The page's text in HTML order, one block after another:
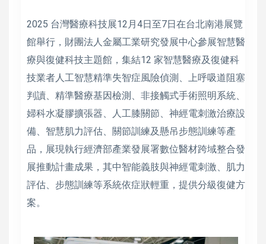
2025 台灣醫療科技展12月4日至7日在台北南港展覽
館舉行，財團法人金屬工業研究發展中心參展智慧醫
療與復健科技主題館，集結12 家智慧醫療及復健科
技業者人工智慧精準失智症風險偵測、上呼吸道阻塞
判讀、精準醫療基因檢測、非接觸式手術照明系統、
婦科水凝膠擴張器、人工膝關節、神經電刺激治療設
備、智慧肌力評估、關節訓練及懸吊步態訓練等產
品，展現執行經濟部產業發展署數位醫材跨域整合發
展推動計畫成果，其中智能義肢與神經電刺激、肌力
評估、步態訓練等系統依症狀輕重，提供分級復健方
案。